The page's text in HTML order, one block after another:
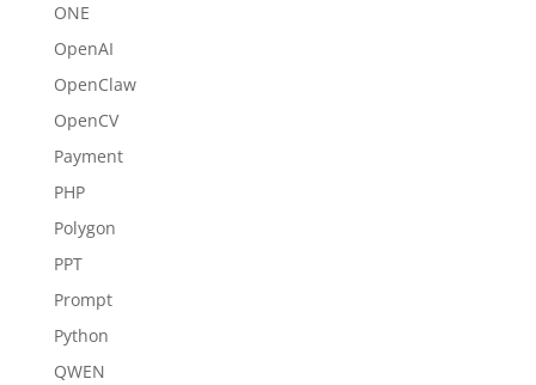
ONE
OpenAI
OpenClaw
OpenCV
Payment
PHP
Polygon
PPT
Prompt
Python
QWEN